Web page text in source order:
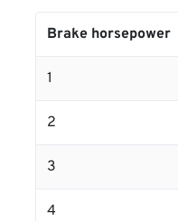
Brake horsepower
1
2
3
4